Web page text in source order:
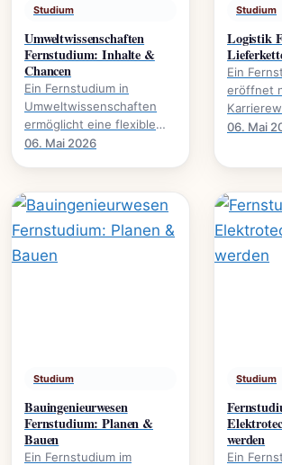
Studium
Umweltwissenschaften
Fernstudium: Inhalte &
Chancen
Ein Fernstudium in
Umweltwissenschaften
ermöglicht eine flexible
Weiterbildung im Bereich
06. Mai 2026
Studium
Logistik
Ein
eröffnet
06. Mai
Studium
Bauingenieurwesen
Fernstudium: Planen &
Bauen
Ein Fernstudium im
Studium
werden
Ein